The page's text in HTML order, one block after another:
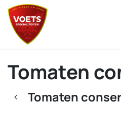
Overslaan naar inhoud
Tomaten
Tomaten